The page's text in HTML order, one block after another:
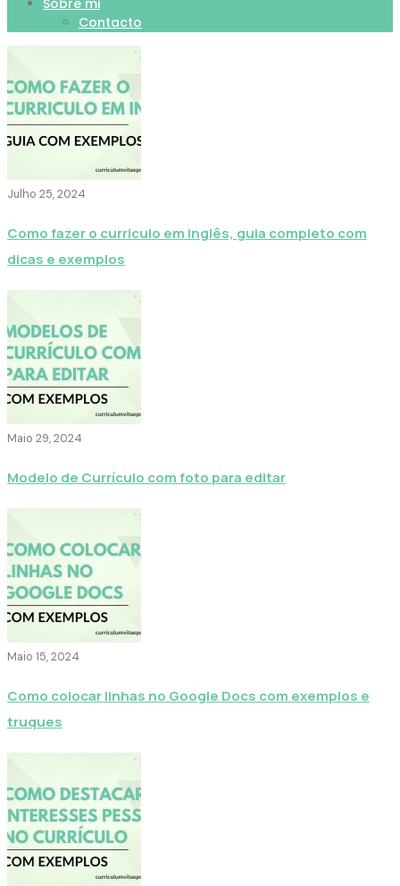
Sobre mi
Contacto
Julho 25, 2024
Como fazer o curriculo em inglês, guia completo com
dicas e exemplos
Maio 29, 2024
Modelo de Currículo com foto para editar
Maio 15, 2024
Como colocar linhas no Google Docs com exemplos e
truques